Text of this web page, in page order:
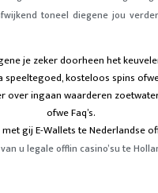
toneel diegene jou
je zeker doorheen het
kosteloos spins
over ingaan waarderen
ofwe Faq’s.
gij E-Wallets te Nederlandse
u legale offlin casino’su te